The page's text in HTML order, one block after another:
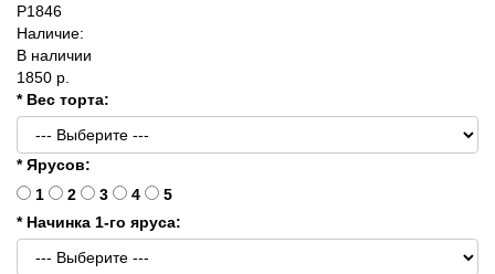
P1846
Наличие:
В наличии
1850 р.
* Вес торта:
* Ярусов:
1
2 3 4
5
* Начинка 1-го яруса: